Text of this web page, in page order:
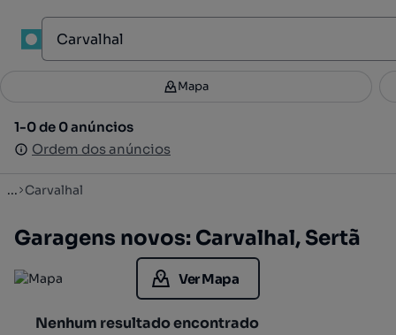
Filtros 3
1-0 de 0 anúncios
Ordem dos anúncios
Mapa
1-0 de 0 anúncios
Ordem dos anúncios
... Carvalhal
Garagens novos: Carvalhal, Sertã
Ver Mapa
Nenhum resultado encontrado